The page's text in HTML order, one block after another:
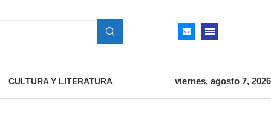
CULTURA Y LITERATURA viernes, agosto 7, 2026